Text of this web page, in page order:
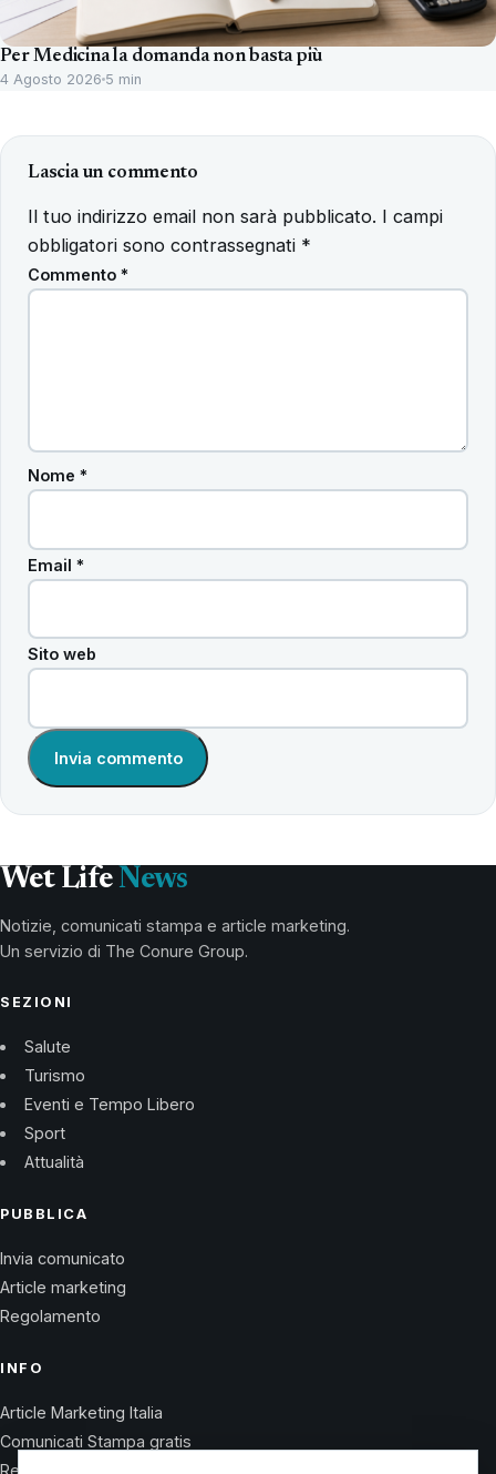
Per Medicina la domanda non basta più
4 Agosto 2026 5 min
Lascia un commento
Il tuo indirizzo email non sarà pubblicato. I campi
obbligatori sono contrassegnati *
Commento *
Nome *
Email *
Sito web
Wet Life News
Notizie, comunicati stampa e article marketing.
Un servizio di The Conure Group.
SEZIONI
Salute
Turismo
Eventi e Tempo Libero
Sport
Attualità
PUBBLICA
Invia comunicato
Article marketing
Regolamento
INFO
Article Marketing Italia
Comunicati Stampa gratis
Regolamento